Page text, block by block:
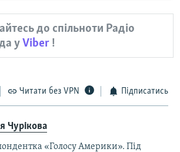
до спільноти Радіо
уViber !
Читати без VPN Підписатись
Чурікова
«Голосу Америки». Під